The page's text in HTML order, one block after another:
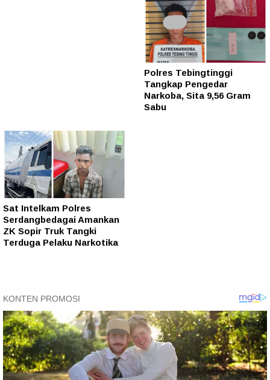
Polres Tebingtinggi
Tangkap Pengedar
Narkoba, Sita 9,56 Gram
Sabu
Sat Intelkam Polres
Serdangbedagai Amankan
ZK Sopir Truk Tangki
Terduga Pelaku Narkotika